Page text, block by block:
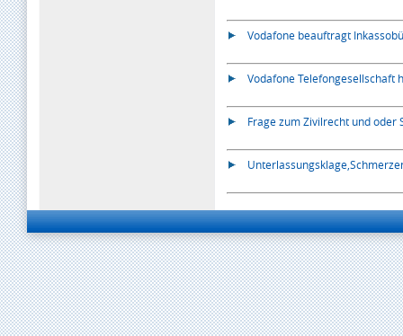
Vodafone beauftragt
Vodafone Telefongesellschaft
Frage zum Zivilrecht und oder